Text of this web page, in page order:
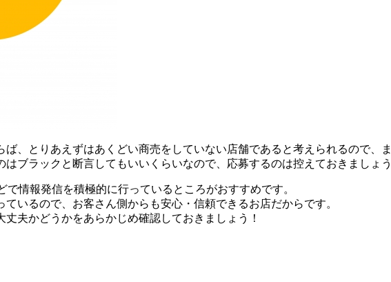
、とりあえずはあくどい商売をしていない店舗であると考えられるので、ま
ブラックと断言してもいいくらいなので、応募するのは控えておきましょう
情報発信を積極的に行っているところがおすすめです。
いるので、お客さん側からも安心・信頼できるお店だからです。
夫かどうかをあらかじめ確認しておきましょう！